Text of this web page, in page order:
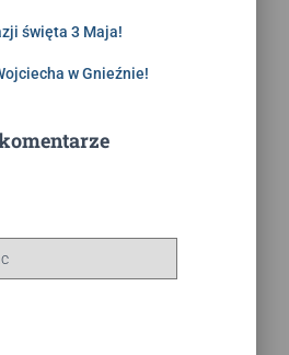
święta 3 Maja!
w Gnieźnie!